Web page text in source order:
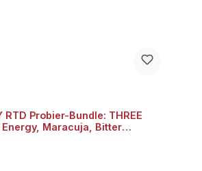
RTD Probier-Bundle: THREE
Energy, Maracuja, Bitter